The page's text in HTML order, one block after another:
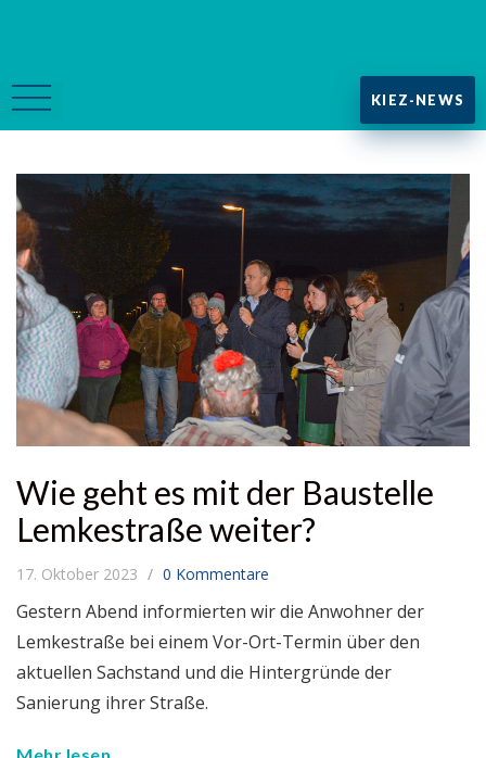
KIEZ-NEWS
Wie geht es mit der Baustelle
Lemkestraße weiter?
17. Oktober 2023 0 Kommentare
Gestern Abend informierten wir die Anwohner der
Lemkestraße bei einem Vor-Ort-Termin über den
aktuellen Sachstand und die Hintergründe der
Sanierung ihrer Straße.